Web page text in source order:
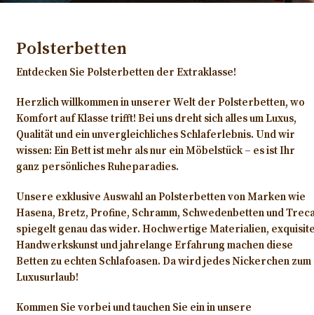
Polsterbetten
Entdecken Sie Polsterbetten der Extraklasse!
Herzlich willkommen in unserer Welt der Polsterbetten, wo
Komfort auf Klasse trifft! Bei uns dreht sich alles um Luxus,
Qualität und ein unvergleichliches Schlaferlebnis. Und wir
wissen: Ein Bett ist mehr als nur ein Möbelstück – es ist Ihr
ganz persönliches Ruheparadies.
Unsere exklusive Auswahl an Polsterbetten von Marken wie
Hasena, Bretz, Profine, Schramm, Schwedenbetten und
spiegelt genau das wider. Hochwertige Materialien,
Handwerkskunst und jahrelange Erfahrung machen diese
Betten zu echten Schlafoasen. Da wird jedes Nickerchen zum
Luxusurlaub!
Kommen Sie vorbei und tauchen Sie ein in unsere